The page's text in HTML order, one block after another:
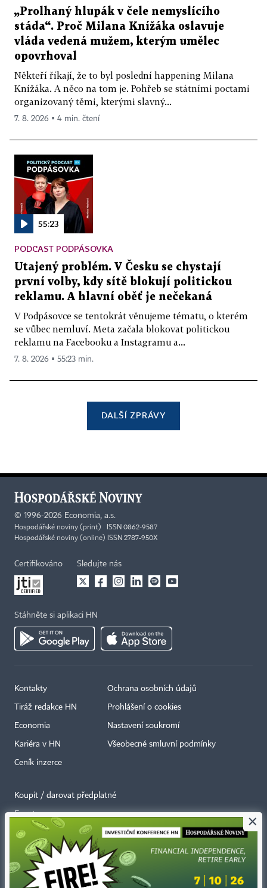
„Prolhaný hlupák v čele nemyslícího
stáda“. Proč Milana Knížáka oslavuje
vláda vedená mužem, kterým umělec
opovrhoval
Někteří říkají, že to byl poslední happening Milana
Knížáka. A něco na tom je. Pohřeb se státními poctami
organizovaný těmi, kterými slavný...
7. 8. 2026 ▪ 4 min. čtení
55:23
PODCAST PODPÁSOVKA
Utajený problém. V Česku se chystají
první volby, kdy sítě blokují politickou
reklamu. A hlavní oběť je nečekaná
V Podpásovce se tentokrát věnujeme tématu, o kterém
se vůbec nemluví. Meta začala blokovat politickou
reklamu na Facebooku a Instagramu a...
7. 8. 2026 ▪ 55:23 min.
DALŠÍ ZPRÁVY
© 1996-2026 Economia, a.s.
Hospodářské noviny (print) ISSN 0862-9587
Hospodářské noviny (online) ISSN 2787-950X
Certifikováno Sledujte nás
Stáhněte si aplikaci HN
Kontakty
Tiráž redakce HN
Economia
Kariéra v HN
Ceník inzerce
Ochrana osobních údajů
Prohlášení o cookies
Nastavení soukromí
Všeobecné smluvní podmínky
Koupit / darovat předplatné
Eventy
Newslettery
RSS kanály
×